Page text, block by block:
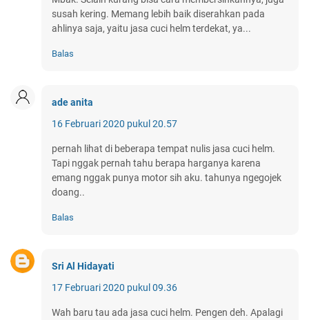
susah kering. Memang lebih baik diserahkan pada
ahlinya saja, yaitu jasa cuci helm terdekat, ya...
Balas
ade anita
16 Februari 2020 pukul 20.57
pernah lihat di beberapa tempat nulis jasa cuci helm.
Tapi nggak pernah tahu berapa harganya karena
emang nggak punya motor sih aku. tahunya ngegojek
doang..
Balas
Sri Al Hidayati
17 Februari 2020 pukul 09.36
Wah baru tau ada jasa cuci helm. Pengen deh. Apalagi